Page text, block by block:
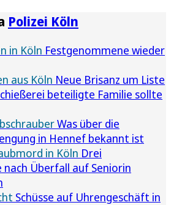
Polizei Köln
in Köln Festgenommene wieder
aus Köln Neue Brisanz um Liste
beteiligte Familie sollte
Was über die
in Hennef bekannt ist
in Köln Drei
Überfall auf Seniorin
Schüsse auf Uhrengeschäft in